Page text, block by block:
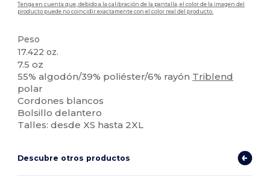
Tenga en cuenta que, debido a la calibración de la pantalla, el color de la imagen del
producto puede no coincidir exactamente con el color real del producto.
Peso
17.422 oz.
7.5 oz
55% algodón/39% poliéster/6% rayón Triblend
polar
Cordones blancos
Bolsillo delantero
Talles: desde XS hasta 2XL
Descubre otros productos